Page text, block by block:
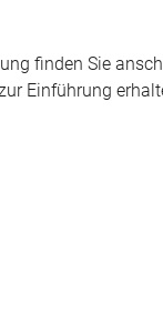
finden Sie
Einführung